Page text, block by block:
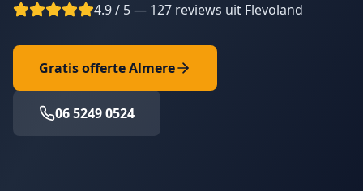
4.9 / 5 — 127 reviews uit Flevoland
Gratis offerteAlmere
06 5249 0524